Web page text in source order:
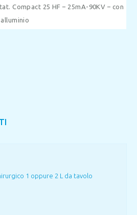
Compact 25 HF – 25mA-90KV – con